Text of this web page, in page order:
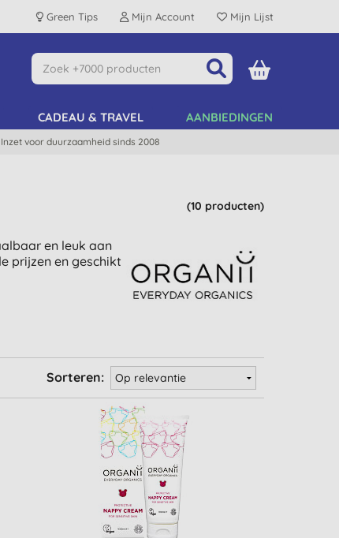
Green Tips Mijn Account Mijn Lijst
CADEAU & TRAVEL AANBIEDINGEN
Inzet voor duurzaamheid sinds 2008
(10 producten)
en leuk aan
prijzen en geschikt
Sorteren: